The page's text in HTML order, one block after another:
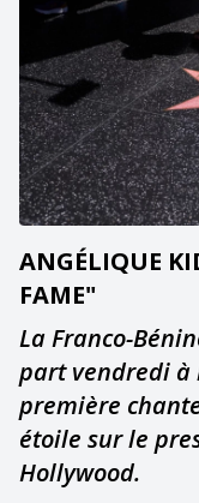
ANGÉLIQUE
FAME"
La Franco-
part vendredi à
première
étoile sur le
Hollywood.